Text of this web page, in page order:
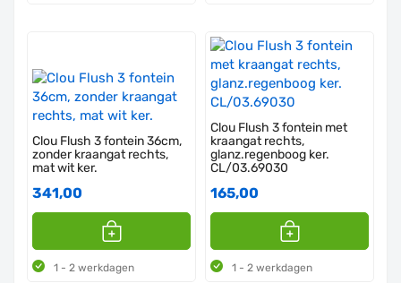
Clou Flush 3 fontein 36cm,
zonder kraangat rechts,
mat wit ker.
341,00
1 - 2 werkdagen
Clou Flush 3 fontein met
kraangat rechts,
glanz.regenboog ker.
CL/03.69030
165,00
1 - 2 werkdagen